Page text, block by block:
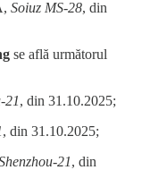
Soiuz MS-28, din
se află următorul
21, din 31.10.2025;
, din 31.10.2025;
21, din